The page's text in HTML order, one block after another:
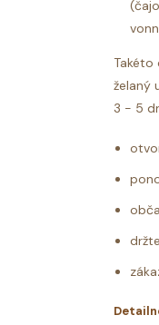
Takéto
želaný
3 - 5